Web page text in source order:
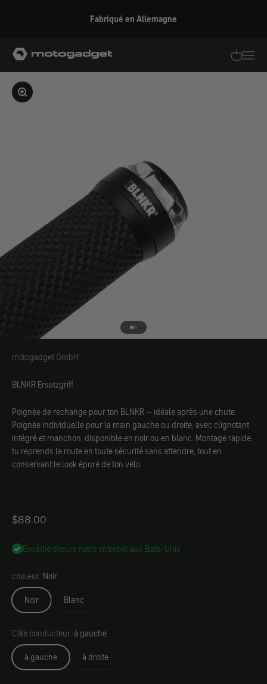
Fabriqué en Allemagne
motogadget GmbH
Agrandir l'image
Aller à l'élément 1
Aller à l'élément 2
motogadget GmbH
motogadget GmbH
BLNKR Ersatzgriff
Poignée de rechange pour ton BLNKR – idéale après une chute.
Poignée individuelle pour la main gauche ou droite, avec clignotant
intégré et manchon, disponible en noir ou en blanc. Montage rapide,
tu reprends la route en toute sécurité sans attendre, tout en
conservant le look épuré de ton vélo.
Angebot
$88.00
Expédié depuis notre entrepôt aux États-Unis
couleur :Noir
Noir
Blanc
Côté conducteur :à gauche
à gauche
à droite